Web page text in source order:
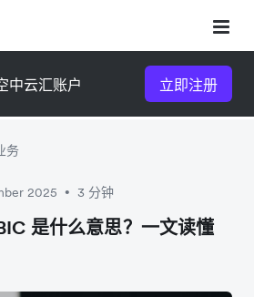
中云汇账户 立即注册
务
2025 • 3 分钟
是什么意思？一文读懂
，点击手机右上角
，点击手机右上角